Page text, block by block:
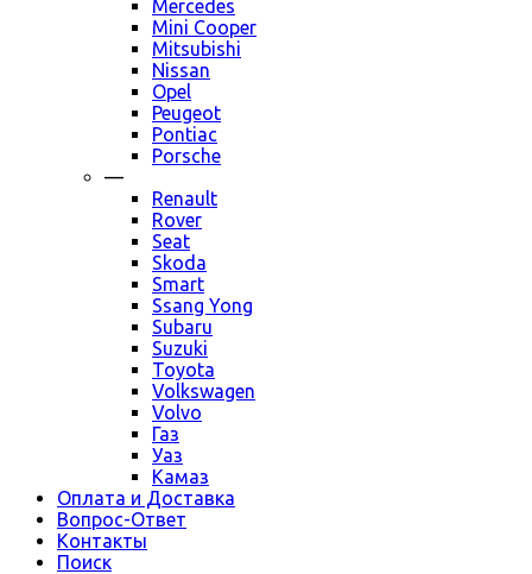
Mercedes
Mini Cooper
Mitsubishi
Nissan
Opel
Peugeot
Pontiac
Porsche
—
Renault
Rover
Seat
Skoda
Smart
Ssang Yong
Subaru
Suzuki
Toyota
Volkswagen
Volvo
Газ
Уаз
Камаз
Оплата и Доставка
Вопрос-Ответ
Контакты
Поиск